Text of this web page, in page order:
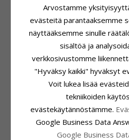
Zirkoni
LIITTYVÄT
Sydän ääretön-
merkki zirkoni riipus
rodinoitua hopeaa
39,-
10 mm
päivänkakkara
rodinoitua
Arvostamme
evästeitä parantaaksemme
näyttääksemme sinulle
sisältöä ja
verkkosivustomme
"Hyväksy kaikki" hyväksyt
Voit lukea lisää
tekniikoiden
evästekäytännöstämme.
Google Business Data
Google Business